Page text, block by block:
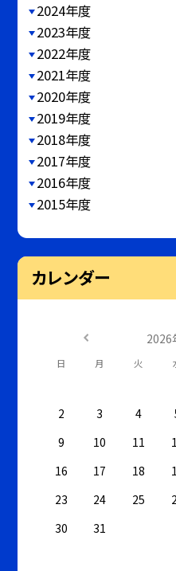
2024年度
2023年度
2022年度
2021年度
2020年度
2019年度
2018年度
2017年度
2016年度
2015年度
カレンダー
2026
日 月 火
2
3 4
9
10 11
16
17 18
23
24 25
30
31